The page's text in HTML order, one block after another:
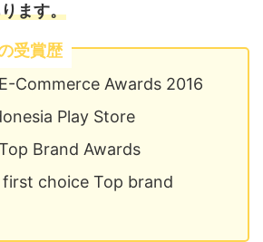
ます。
受賞歴
Commerce Awards 2016
Play Store
Brand Awards
first choice Top brand